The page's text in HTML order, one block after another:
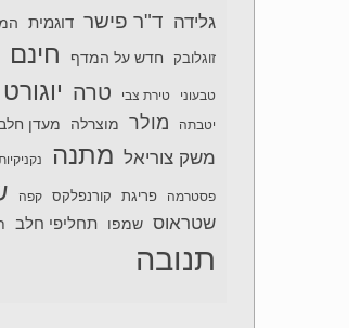
גלידה ד"ר פישר דוגמית
זוגלובק חדש על המדף חינם
טבעוני טירת צבי טרה יוגורט
יטבתה מולר מוצרלה מעדן
משק צוריאל מתנה
פסטרמה פריגת קורנפלקס קפה
שטראוס שמפו תחליפי חלב
תנובה